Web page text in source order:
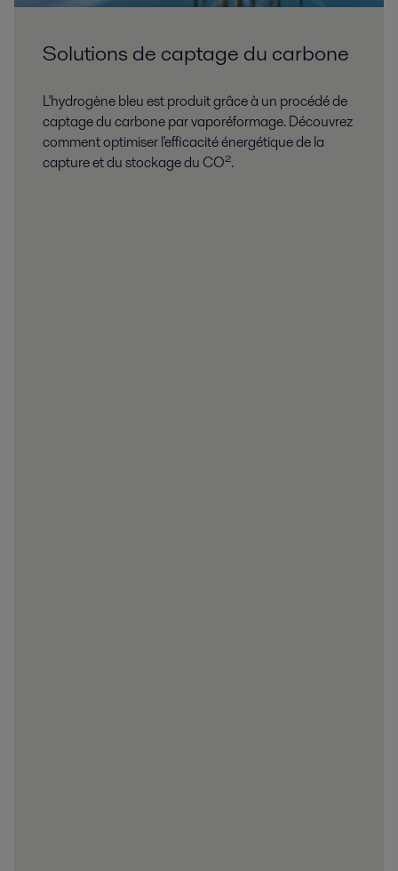
Solutions de captage du carbone
L'hydrogène bleu est produit grâce à un procédé de
captage du carbone par vaporéformage. Découvrez
comment optimiser l'efficacité énergétique de la
capture et du stockage du CO².